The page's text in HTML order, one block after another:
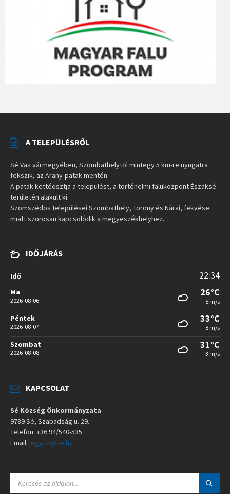
A TELEPÜLÉSRŐL
Sé Vas vármegyében, Szombathelytől mintegy 5 km-re nyugatra
fekszik, az Arany-patak mentén.
A patak kettéosztja a települést, a történelmi faluközpont Északsé
területén alakult ki.
Szomszédos települései Szombathely, Torony és Nárai, fekvése
miatt szorosan kapcsolódik a megyeszékhelyhez.
IDŐJÁRÁS
Idő 22:34
Ma
2026-08-06
26°C
5 m/s
Péntek
2026-08-07
33°C
8 m/s
Szombat
2026-08-08
31°C
3 m/s
KAPCSOLAT
Sé Község Önkormányzata
9789 Sé, Szabadság u. 29.
Telefon: +36 94/540-535
Email: jegyzo@se.hu
A